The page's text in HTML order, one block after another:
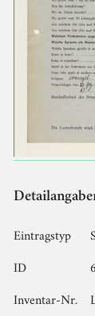
Eintragstyp
ID
Inventar-Nr.